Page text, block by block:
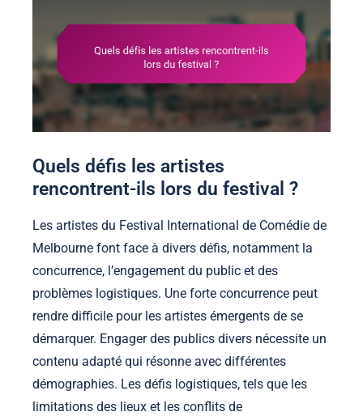
Quels défis les artistes
rencontrent-ils lors du festival ?
Les artistes du Festival International de Comédie de
Melbourne font face à divers défis, notamment la
concurrence, l’engagement du public et des
problèmes logistiques. Une forte concurrence peut
rendre difficile pour les artistes émergents de se
démarquer. Engager des publics divers nécessite un
contenu adapté qui résonne avec différentes
démographies. Les défis logistiques, tels que les
limitations des lieux et les conflits de